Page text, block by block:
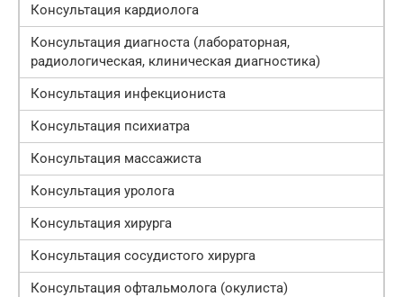
Консультация кардиолога
Консультация диагноста (лабораторная,
радиологическая, клиническая диагностика)
Консультация инфекциониста
Консультация психиатра
Консультация массажиста
Консультация уролога
Консультация хирурга
Консультация сосудистого хирурга
Консультация офтальмолога (окулиста)